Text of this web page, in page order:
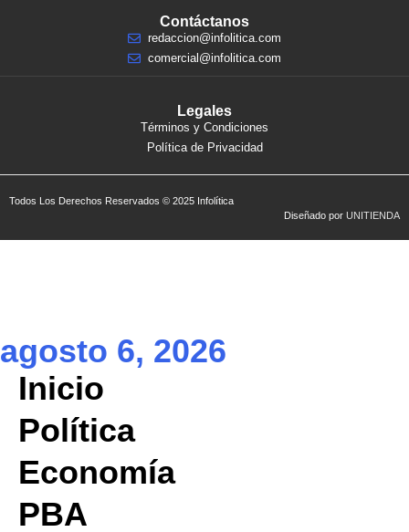
Contáctanos
redaccion@infolitica.com
comercial@infolitica.com
Legales
Términos y Condiciones
Política de Privacidad
Todos Los Derechos Reservados © 2025 Infolítica
Diseñado por UNITIENDA
agosto 6, 2026
Inicio
Política
Economía
PBA